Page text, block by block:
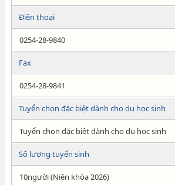
Điện thoại
0254-28-9840
Fax
0254-28-9841
Tuyển chọn đặc biệt dành cho du học sinh
Tuyển chọn đặc biệt dành cho du học sinh
Số lượng tuyển sinh
10người (Niên khóa 2026)